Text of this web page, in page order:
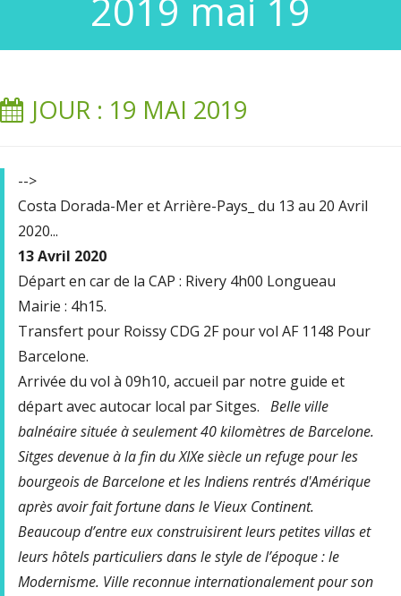
2019 mai 19
JOUR : 19 MAI 2019
-->
Costa Dorada-Mer et Arrière-Pays_ du 13 au 20 Avril
2020...
13 Avril 2020
Départ en car de la CAP : Rivery 4h00 Longueau
Mairie : 4h15.
Transfert pour Roissy CDG 2F pour vol AF 1148 Pour
Barcelone.
Arrivée du vol à 09h10, accueil par notre guide et
départ avec autocar local par Sitges. Belle ville
balnéaire située à seulement 40 kilomètres de Barcelone.
Sitges devenue à la fin du XIXe siècle un refuge pour les
bourgeois de Barcelone et les Indiens rentrés d'Amérique
après avoir fait fortune dans le Vieux Continent.
Beaucoup d’entre eux construisirent leurs petites villas et
leurs hôtels particuliers dans le style de l’époque : le
Modernisme. Ville reconnue internationalement pour son